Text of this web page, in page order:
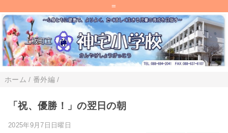
=
ホーム / 番外編 /
「祝、優勝！」の翌日の朝
2025年9月7日日曜日